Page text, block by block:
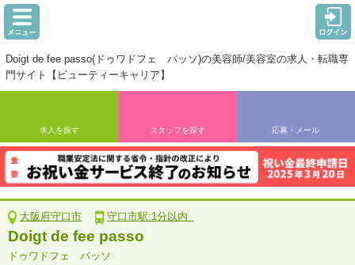
Doigt de fee passo(ドゥワドフェ パッソ)の美容師/美容室の求人・転職専
門サイト【ビューティーキャリア】
求人を探す スタッフを探す 応募・メール
大阪府守口市 守口市駅:1分以内
Doigt de fee passo
ドゥワドフェ パッソ